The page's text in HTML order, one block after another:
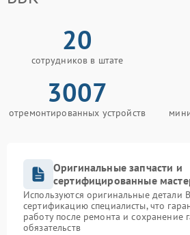
20
сотрудников в штате
3007
отремонтированных устройств
Оригинальные запчасти и
сертифицированные
Используются оригинальные детали
сертификацию специалисты, что
работу после ремонта и сохранение
обязательств